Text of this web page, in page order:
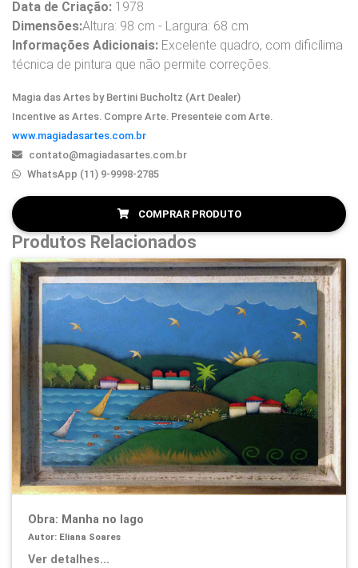
Data de Criação: 1978
Dimensões:Altura: 98 cm - Largura: 68 cm
Informações Adicionais: Excelente quadro, com dificílima
técnica de pintura que não permite correções.
Magia das Artes by Bertini Bucholtz (Art Dealer)
Incentive as Artes. Compre Arte. Presenteie com Arte.
www.magiadasartes.com.br
contato@magiadasartes.com.br
WhatsApp (11) 9-9998-2785
COMPRAR PRODUTO
Produtos Relacionados
Obra: Manha no lago
Autor: Eliana Soares
Ver detalhes...